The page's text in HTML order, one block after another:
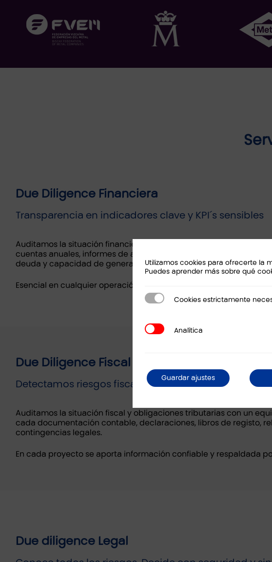
Due Diligence Financiera
Transparencia en indicadores clave y KPI´s sensibles
Auditamos la situación financiera con el objetivo de detectar
cuentas anuales, informes de auditoría, estructura de capital ,
deuda y capacidad de generación de flujo de caja.
Esencial en cualquier operación M&A, incluso en grandes
Due Diligence Fiscal
Detectamos riesgos fiscales, contingencias, pasivos
Auditamos la situación fiscal y obligaciones tributarias con un
cada documentación contable, declaraciones, libros de registo,
contingencias legales.
En cada proyecto se aporta información confiable y respaldada
Due diligence Legal
Utilizamos cookies para ofrecerte la
Puedes aprender más sobre qué
Cookies estrictamente
Cookies estrictamente
AnalíticaAnalítica
Guardar ajustes